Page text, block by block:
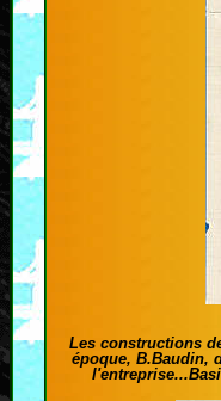
Les constructions
époque, B.Baudin,